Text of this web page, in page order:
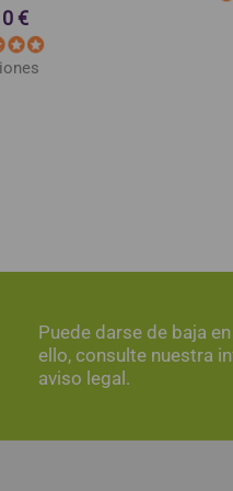
€
Puede darse de baja
ello, consulte nuestra
aviso legal.